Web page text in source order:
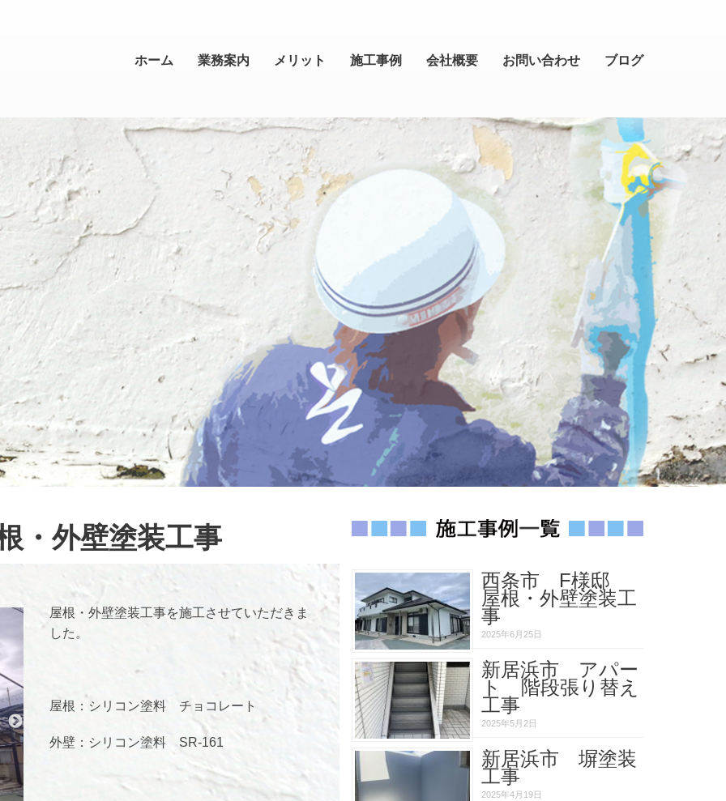
ホーム 業務案内 メリット 施工事例 会社概要 お問い合わせ ブログ
外壁塗装工事
屋根・外壁塗装工事を施工させていただきま
した。
屋根：シリコン塗料 チョコレート
外壁：シリコン塗料 SR-161
西条市 F様邸
屋根・外壁塗装工
事
2025年6月25日
新居浜市 アパー
ト 階段張り替え
工事
2025年5月2日
新居浜市 塀塗装
工事
2025年4月19日